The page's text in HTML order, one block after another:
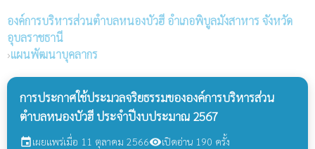
องค์การบริหารส่วนตำบลหนองบัวฮี อำเภอพิบูลมังสาหาร จังหวัด
อุบลราชธานี
›แผนพัฒนาบุคลากร
การประกาศใช้ประมวลจริยธรรมขององค์การบริหารส่วน
ตำบลหนองบัวฮี ประจำปีงบประมาณ 2567
eventเผยแพร่เมื่อ 11 ตุลาคม 2566visibilityเปิดอ่าน 190 ครั้ง